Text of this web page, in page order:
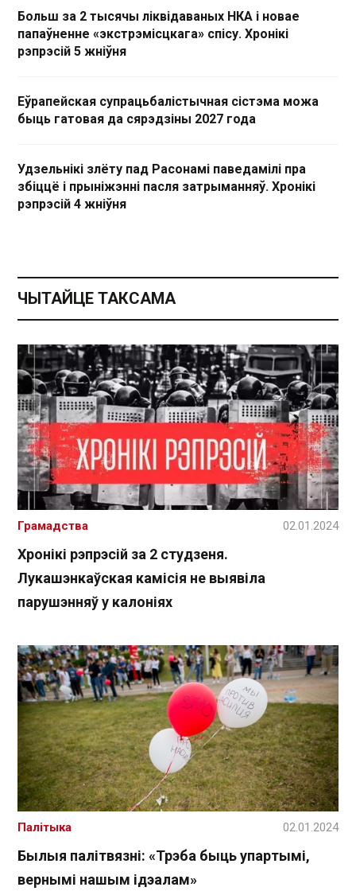
Больш за 2 тысячы ліквідаваных НКА і новае
папаўненне «экстрэмісцкага» спісу. Хронікі
рэпрэсій 5 жніўня
Еўрапейская супрацьбалістычная сістэма можа
быць гатовая да сярэдзіны 2027 года
Удзельнікі злёту пад Расонамі паведамілі пра
збіццё і прыніжэнні пасля затрыманняў. Хронікі
рэпрэсій 4 жніўня
ЧЫТАЙЦЕ ТАКСАМА
Хронікі рэпрэсій за 2 студзеня.
Лукашэнкаўская камісія не выявіла
парушэнняў у калоніях
Грамадства 02.01.2024
Былыя палітвязні: «Трэба быць упартымі,
вернымі нашым ідэалам»
Палітыка 02.01.2024